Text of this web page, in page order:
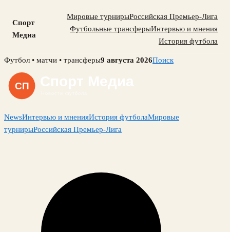
Спорт
Медиа
Мировые турнирыРоссийская Премьер-Лига
Футбольные трансферыИнтервью и мнения
История футбола
Skip
content
Футбол • матчи • трансферы9 августа 2026Поиск
NewsИнтервью и мненияИстория футболаМировые
турнирыРоссийская Премьер-Лига